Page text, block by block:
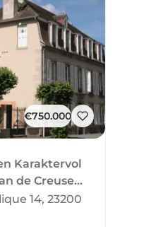
€750.000
Karaktervol
de Creuse
14, 23200